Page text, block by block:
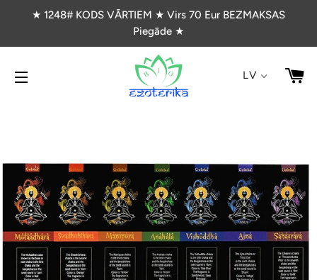
★ 1248# KODS VĀRTIEM ★ Virs 70 Eur BEZMAKSAS
Piegāde ★
VIETNES NAVIGĀCIJA
LV